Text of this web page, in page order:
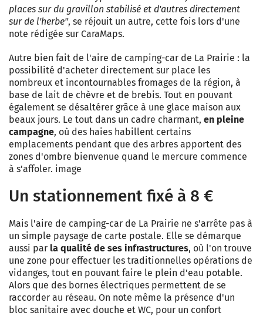
places sur du gravillon stabilisé et d'autres directement
sur de l'herbe", se réjouit un autre, cette fois lors d'une
note rédigée sur CaraMaps.
Autre bien fait de l'aire de camping-car de La Prairie : la
possibilité d'acheter directement sur place les
nombreux et incontournables fromages de la région, à
base de lait de chèvre et de brebis. Tout en pouvant
également se désaltérer grâce à une glace maison aux
beaux jours. Le tout dans un cadre charmant, en pleine
campagne, où des haies habillent certains
emplacements pendant que des arbres apportent des
zones d'ombre bienvenue quand le mercure commence
à s'affoler. image
Un stationnement fixé à 8 €
Mais l'aire de camping-car de La Prairie ne s'arrête pas à
un simple paysage de carte postale. Elle se démarque
aussi par la qualité de ses infrastructures, où l'on trouve
une zone pour effectuer les traditionnelles opérations de
vidanges, tout en pouvant faire le plein d'eau potable.
Alors que des bornes électriques permettent de se
raccorder au réseau. On note même la présence d'un
bloc sanitaire avec douche et WC, pour un confort